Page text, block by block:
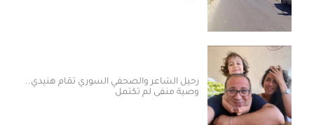
رحيل الشاعر والصحفي السوري تمّام هنيدي..
وصية منفى لم تكتمل